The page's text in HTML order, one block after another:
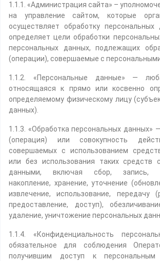
1.1.1. «Администрация сайта» –
на управление сайтом, которые
осуществляет обработку
определяет цели обработки
персональных данных, подлежащих
(операции), совершаемые с
1.1.2. «Персональные данные» —
относящаяся к прямо или косвенно
определяемому физическому лицу
данных).
1.1.3. «Обработка персональных данных»
(операция) или совокупность
совершаемых с использованием
или без использования таких средств
данными, включая сбор, запись,
накопление, хранение, уточнение
извлечение, использование, передачу
предоставление, доступ),
удаление, уничтожение персональных
1.1.4. «Конфиденциальность
обязательное для соблюдения
получившим доступ к